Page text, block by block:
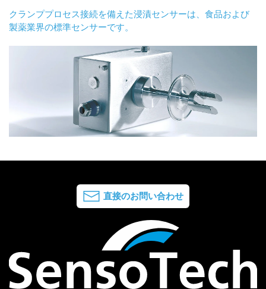
クランププロセス接続を備えた浸漬センサーは、食品および
製薬業界の標準センサーです。
直接のお問い合わせ